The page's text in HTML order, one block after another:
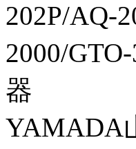
202P/AQ-
2000/
器
YAMADA